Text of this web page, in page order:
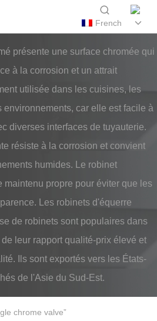
French
présente une surface chromée qui
à la corrosion et un attrait
utilisée dans les cuisines, les
environnements, car elle est facile à
diverses interfaces de tuyauterie.
résiste à la corrosion et convient
humides. Le robinet
maintenu propre pour éviter que les
Les robinets d'équerre
de robinets sont populaires dans
leur rapport qualité-prix élevé et
Ils sont exportés vers les États-
de l'Asie du Sud-Est.
chrome valve”